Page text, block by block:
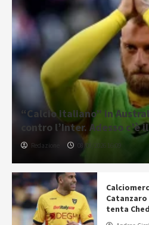
“Calcio italiano” in
contro l’Inter. Adesso c’è
Redazione 08/08/2026 16:09
tenta